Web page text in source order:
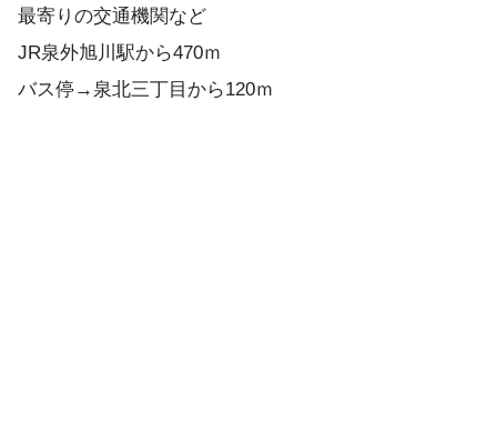
最寄りの交通機関など
JR泉外旭川駅から470ｍ
バス停→泉北三丁目から120ｍ